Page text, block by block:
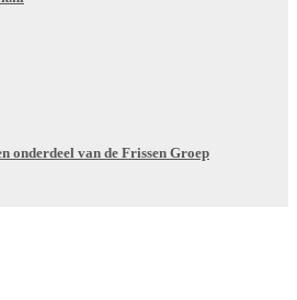
onderdeel van de Frissen Groep